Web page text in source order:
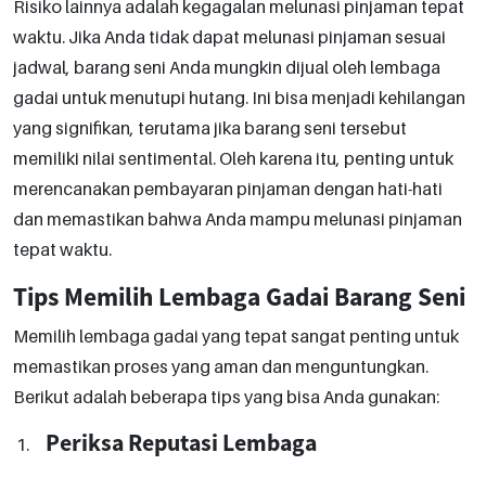
Risiko lainnya adalah kegagalan melunasi pinjaman tepat
waktu. Jika Anda tidak dapat melunasi pinjaman sesuai
jadwal, barang seni Anda mungkin dijual oleh lembaga
gadai untuk menutupi hutang. Ini bisa menjadi kehilangan
yang signifikan, terutama jika barang seni tersebut
memiliki nilai sentimental. Oleh karena itu, penting untuk
merencanakan pembayaran pinjaman dengan hati-hati
dan memastikan bahwa Anda mampu melunasi pinjaman
tepat waktu.
Tips Memilih Lembaga Gadai Barang Seni
Memilih lembaga gadai yang tepat sangat penting untuk
memastikan proses yang aman dan menguntungkan.
Berikut adalah beberapa tips yang bisa Anda gunakan:
Periksa Reputasi Lembaga